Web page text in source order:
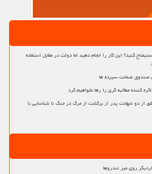
کنید؟ این کار را انجام دهید اما دولت در مقابل استفاده
صندوق ضمانت سپرده ها
کننده مطالبه گری را رها نخواهیم کرد
از دو شهادت پدر از برگشت از مرگ در جنگ تا شناسایی با
روی میز تندروها